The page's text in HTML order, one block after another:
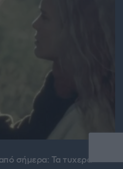
σήμερα: Τα τυχερά